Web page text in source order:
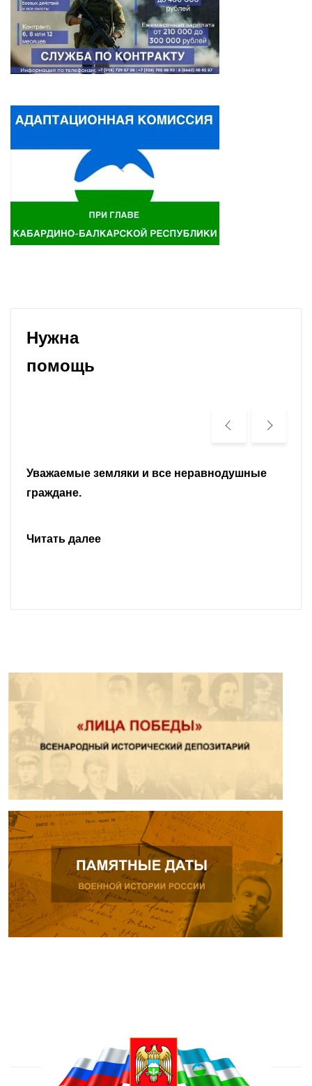
Нужна
помощь
Уважаемые земляки и все неравнодушные
граждане.
Читать далее